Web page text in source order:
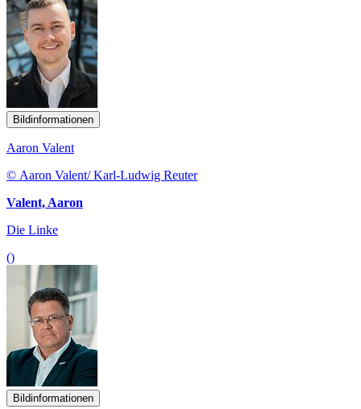
Bildinformationen
Aaron Valent
© Aaron Valent/ Karl-Ludwig Reuter
Valent, Aaron
Die Linke
()
Bildinformationen